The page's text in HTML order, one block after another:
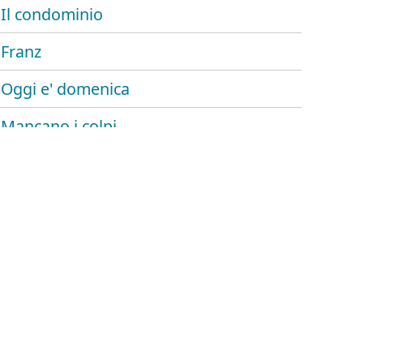
Il condominio
Franz
Oggi e' domenica
Mancano i colpi